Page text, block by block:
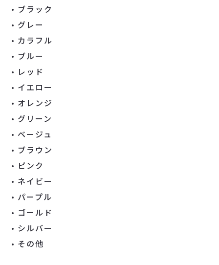
ブラック
グレー
カラフル
ブルー
レッド
イエロー
オレンジ
グリーン
ベージュ
ブラウン
ピンク
ネイビー
パープル
ゴールド
シルバー
その他